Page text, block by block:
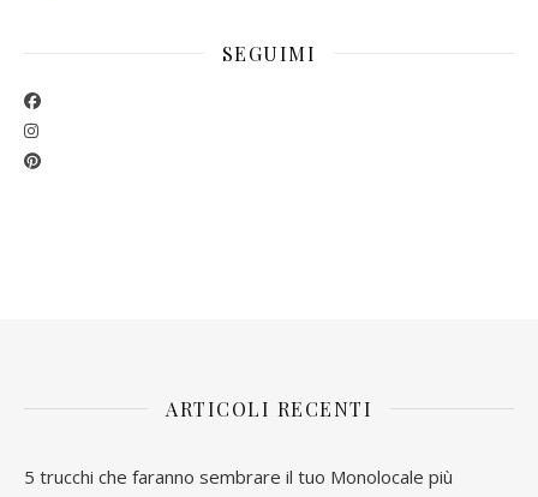
SEGUIMI
ARTICOLI RECENTI
5 trucchi che faranno sembrare il tuo Monolocale più